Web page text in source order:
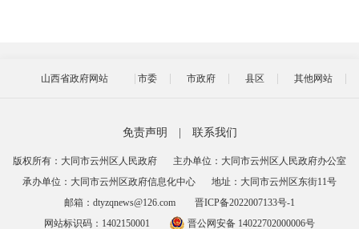
山西省政府网站 市委 市政府 县区 其他网站
免责声明 联系我们
版权所有：大同市云州区人民政府
主办单位：大同市云州区人民政府办公室
承办单位：大同市云州区政府信息化中心
地址：大同市云州区东街11号
邮箱：dtyzqnews@126.com
晋ICP备2022007133号-1
网站标识码：1402150001
晋公网安备 14022702000006号